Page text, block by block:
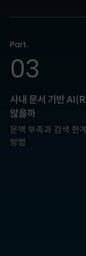
Part.
03
사내 문서 기반
않을까
문맥 부족과 검색 한
방법